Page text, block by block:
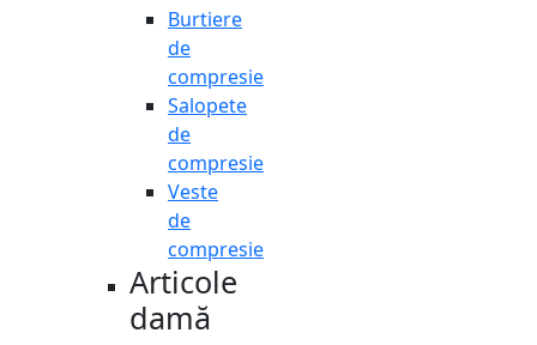
Burtiere
de
compresie
Salopete
de
compresie
Veste
de
compresie
Articole
damă